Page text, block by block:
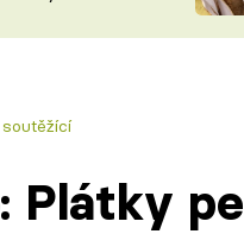
NA TALÍŘI
Plátky